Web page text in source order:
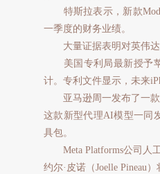
特斯拉表示，新款
一季度的财务业绩。
大量证据表明对英伟达
美国专利局最新授予苹
计。专利文件显示，未来
亚马逊周一发布了一款
这款新型代理AI模型一同
具包。
Meta Platforms公司人工
约尔·皮诺（Joelle Pineau